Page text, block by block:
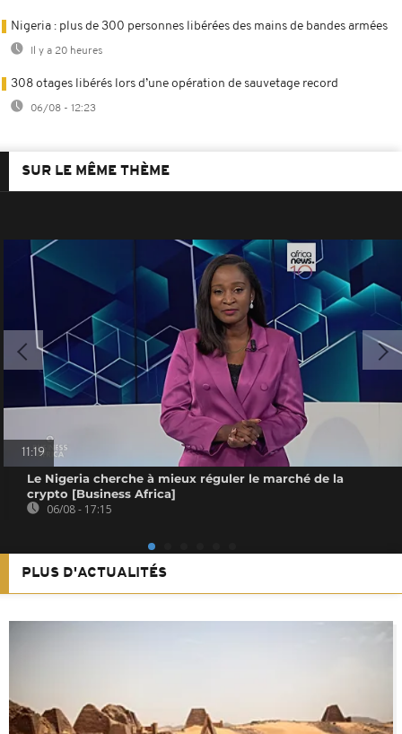
Nigeria : plus de 300 personnes libérées des mains de bandes armées
Il y a 20 heures
308 otages libérés lors d’une opération de sauvetage record
06/08 - 12:23
SUR LE MÊME THÈME
11:19
Le Nigeria cherche à mieux réguler le marché de la
crypto [Business Africa]
06/08 - 17:15
PLUS D'ACTUALITÉS